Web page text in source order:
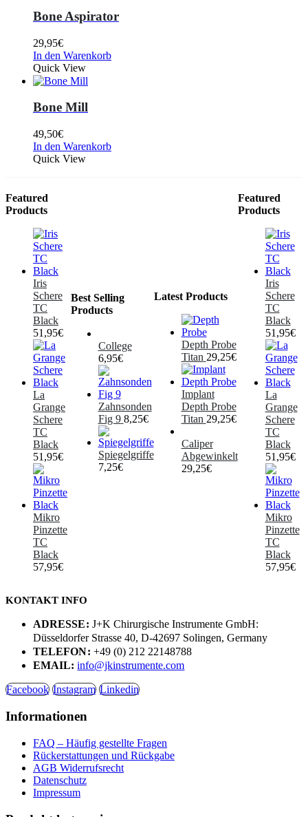
Bone Aspirator
29,95€
In den Warenkorb
Quick View
Bone Mill
49,50€
In den Warenkorb
Quick View
Featured
Products
Iris
Schere
TC
Black
51,95€
La
Grange
Schere
TC
Black
51,95€
Mikro
Pinzette
TC
Black
57,95€
Best Selling
Products
College
6,95€
Zahnsonden
Fig 9 8,25€
Spiegelgriffe
7,25€
Latest Products
Depth Probe
Titan 29,25€
Implant
Depth Probe
Titan 29,25€
Caliper
Abgewinkelt
29,25€
Featured
Products
Iris
Schere
TC
Black
51,95€
La
Grange
Schere
TC
Black
51,95€
Mikro
Pinzette
TC
Black
57,95€
KONTAKT INFO
ADRESSE: J+K Chirurgische Instrumente GmbH:
Düsseldorfer Strasse 40, D-42697 Solingen, Germany
TELEFON: +49 (0) 212 22148788
EMAIL: info@jkinstrumente.com
Facebook Instagram Linkedin
Informationen
FAQ – Häufig gestellte Fragen
Rückerstattungen und Rückgabe
AGB Widerrufsrecht
Datenschutz
Impressum